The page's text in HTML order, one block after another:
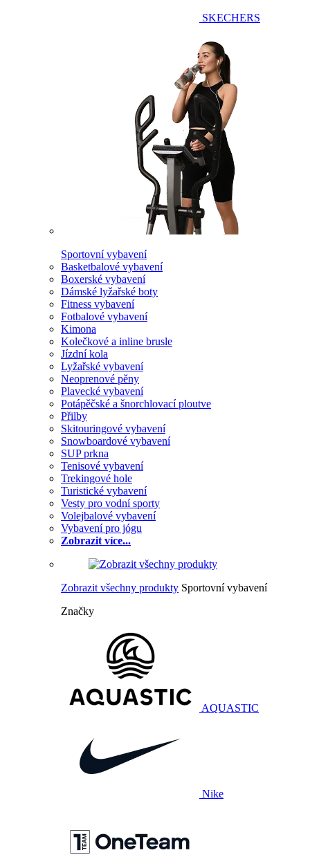
SKECHERS
Sportovní vybavení
Basketbalové vybavení
Boxerské vybavení
Dámské lyžařské boty
Fitness vybavení
Fotbalové vybavení
Kimona
Kolečkové a inline brusle
Jízdní kola
Lyžařské vybavení
Neoprenové pěny
Plavecké vybavení
Potápěčské a šnorchlovací ploutve
Přilby
Skitouringové vybavení
Snowboardové vybavení
SUP prkna
Tenisové vybavení
Trekingové hole
Turistické vybavení
Vesty pro vodní sporty
Volejbalové vybavení
Vybavení pro jógu
Zobrazit více...
Zobrazit všechny produkty Sportovní vybavení
Značky
AQUASTIC
Nike